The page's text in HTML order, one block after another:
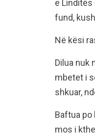
e
fund,
Në kësi
Dilua nuk
mbetet i
shkuar,
Baftua po
mos i